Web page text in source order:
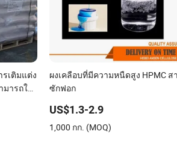
รเติมแต่ง
ารถใน
ผงเคลือบที่มีความหนืดสูง HPMC ส
ซักฟอก
US$1.3-2.9
1,000 กก. (MOQ)